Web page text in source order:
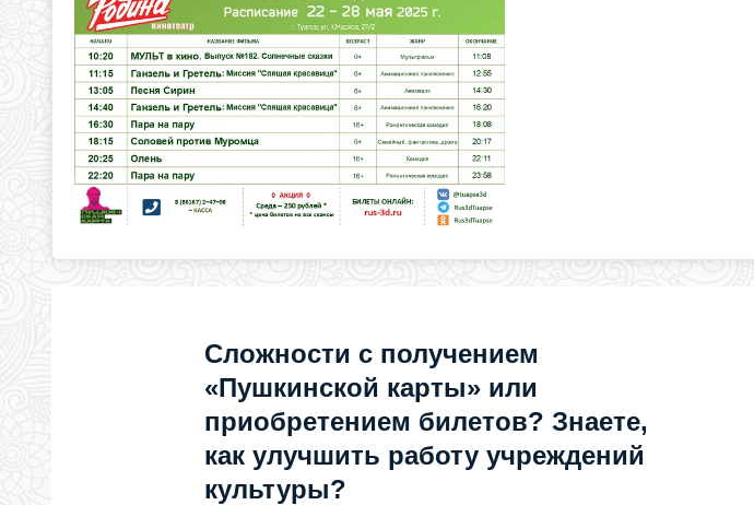
Сложности с получением
«Пушкинской карты» или
приобретением билетов? Знаете,
как улучшить работу учреждений
культуры?